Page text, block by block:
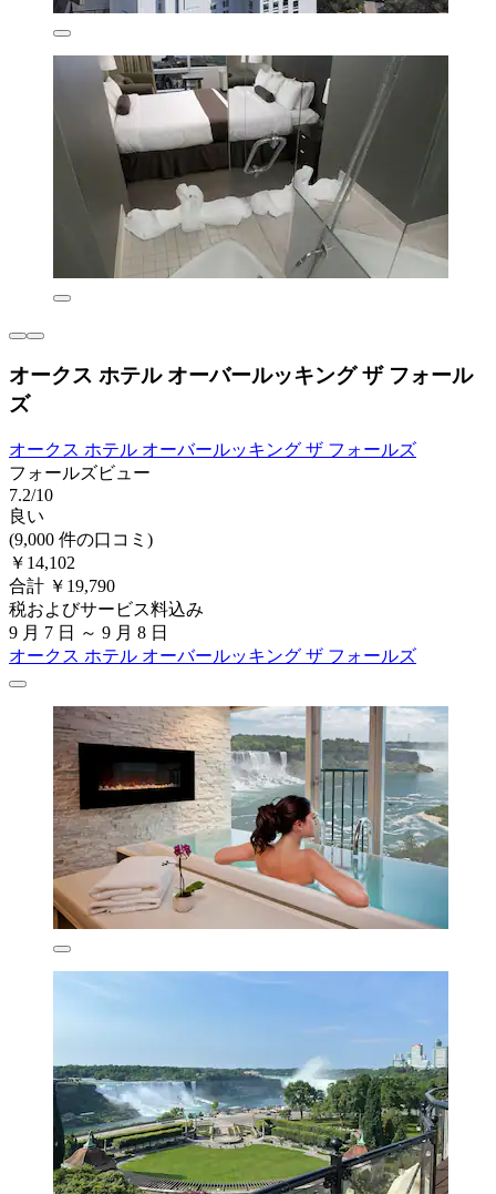
オークス ホテル オーバールッキング ザ フォール
ズ
オークス ホテル オーバールッキング ザ フォールズ
フォールズビュー
7.2/10
良い
(9,000 件の口コミ)
￥14,102
合計 ￥19,790
税およびサービス料込み
9 月 7 日 ～ 9 月 8 日
オークス ホテル オーバールッキング ザ フォールズ